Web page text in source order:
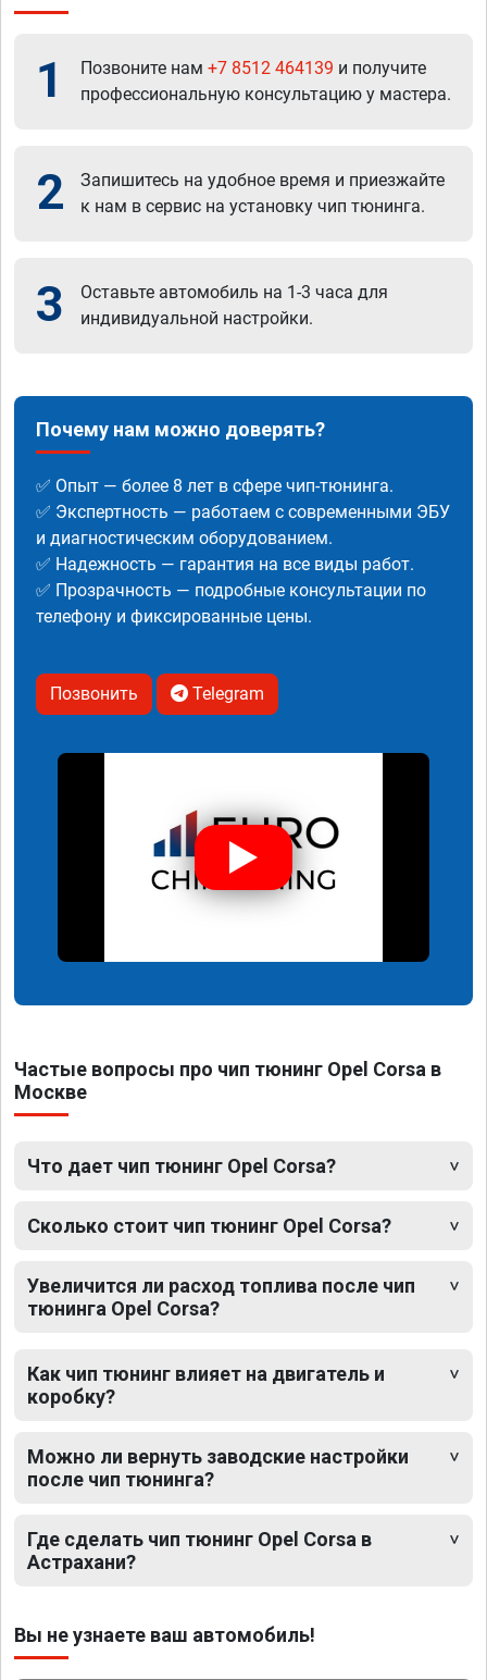
1 Позвоните нам +7 8512 464139 и получите
профессиональную консультацию у мастера.
2
Запишитесь на удобное время и приезжайте
к нам в сервис на установку чип тюнинга.
3
Оставьте автомобиль на 1-3 часа для
индивидуальной настройки.
Почему нам можно доверять?
✅ Опыт — более 8 лет в сфере чип-тюнинга.
✅ Экспертность — работаем с современными ЭБУ
и диагностическим оборудованием.
✅ Надежность — гарантия на все виды работ.
✅ Прозрачность — подробные консультации по
телефону и фиксированные цены.
Позвонить Telegram
Частые вопросы про чип тюнинг Opel Corsa в
Москве
Что дает чип тюнинг Opel Corsa?
Сколько стоит чип тюнинг Opel Corsa?
Увеличится ли расход топлива после чип
тюнинга Opel Corsa?
Как чип тюнинг влияет на двигатель и
коробку?
Можно ли вернуть заводские настройки
после чип тюнинга?
Где сделать чип тюнинг Opel Corsa в
Астрахани?
Вы не узнаете ваш автомобиль!